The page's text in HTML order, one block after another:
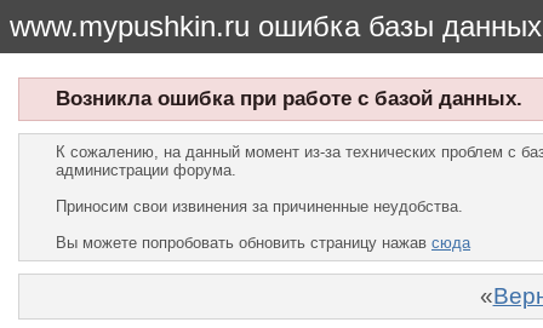
www.mypushkin.ru ошибка базы данных
Возникла ошибка при работе с базой данных.
К сожалению, на данный момент из-за технических проблем с
администрации форума.
Приносим свои извинения за причиненные неудобства.
Вы можете попробовать обновить страницу нажав сюда
«